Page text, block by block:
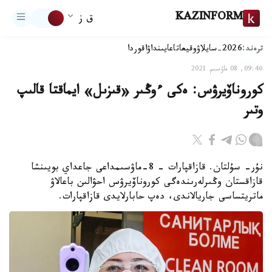
KAZINFORM ق ز
ترەند:2026-سايلاۋ وقيعاتاعايىنداۋاقوردا
09:46, 08 ماۋسىم 2021
كوروناۆيرۋس: ەكى ءوڭىر «قىزىل» ايماقتا قالىپ
وتىر
نۇر- سۇلتان. قازاقپارات – 8-ماۋسىمداعى جاعداي بويىنشا
قازاقستان وڭىرلەرىندەگى كوروناۆيرۋس احۋالىن باعالاۋ
ماتريتساسى جاريالاندى، دەپ حابارلايدى قازاقپارات.